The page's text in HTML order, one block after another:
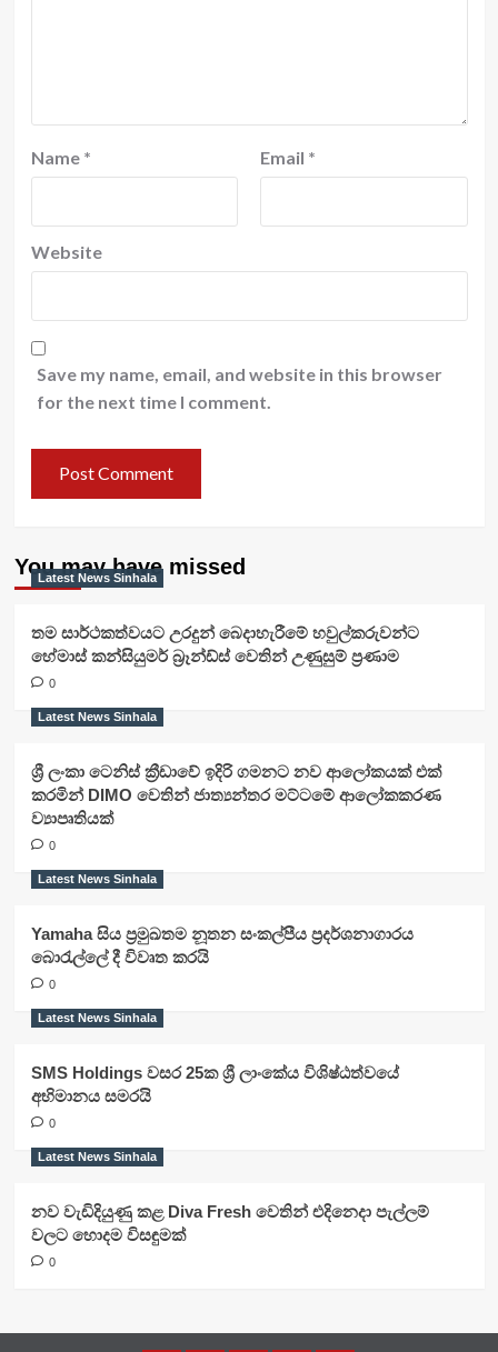
Name * Email *
Website
Save my name, email, and website in this browser
for the next time I comment.
You may have missed
Latest News Sinhala
තම සාර්ථකත්වයට උරදුන් බෙදාහැරීමේ හවුල්කරුවන්ට
හේමාස් කන්සියුමර් බ්‍රෑන්ඩ්ස් වෙතින් උණුසුම් ප්‍රණාම
0
Latest News Sinhala
ශ්‍රී ලංකා ටෙනිස් ක්‍රීඩාවේ ඉදිරි ගමනට නව ආලෝකයක් එක්
කරමින් DIMO වෙතින් ජාත්‍යන්තර මට්ටමේ ආලෝකකරණ
ව්‍යාපෘතියක්
0
Latest News Sinhala
Yamaha සිය ප්‍රමුඛතම නූතන සංකල්පීය ප්‍රදර්ශනාගාරය
බොරැල්ලේ දී විවෘත කරයි
0
Latest News Sinhala
SMS Holdings වසර 25ක ශ්‍රී ලාංකේය විශිෂ්ඨත්වයේ
අභිමානය සමරයි
0
Latest News Sinhala
නව වැඩිදියුණු කළ Diva Fresh වෙතින් එදිනෙදා පැල්ලම්
වලට හොදම විසඳුමක්
0